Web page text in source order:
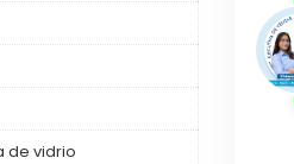
de vidrio